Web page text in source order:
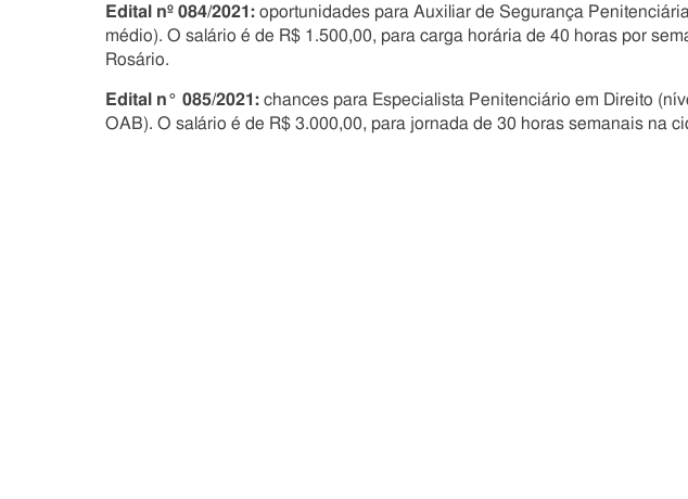
Edital nº 084/2021: oportunidades para Auxiliar de Segurança
médio). O salário é de R$ 1.500,00, para carga horária de 40 horas por
Rosário.
Edital n° 085/2021: chances para Especialista Penitenciário em Direito
OAB). O salário é de R$ 3.000,00, para jornada de 30 horas semanais na